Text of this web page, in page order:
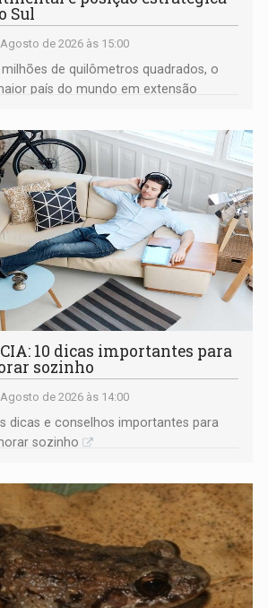
Sul
de 2026 às 15:00
de quilômetros quadrados, o
país do mundo em extensão
10 dicas importantes para
sozinho
de 2026 às 14:00
dicas e conselhos importantes para
sozinho